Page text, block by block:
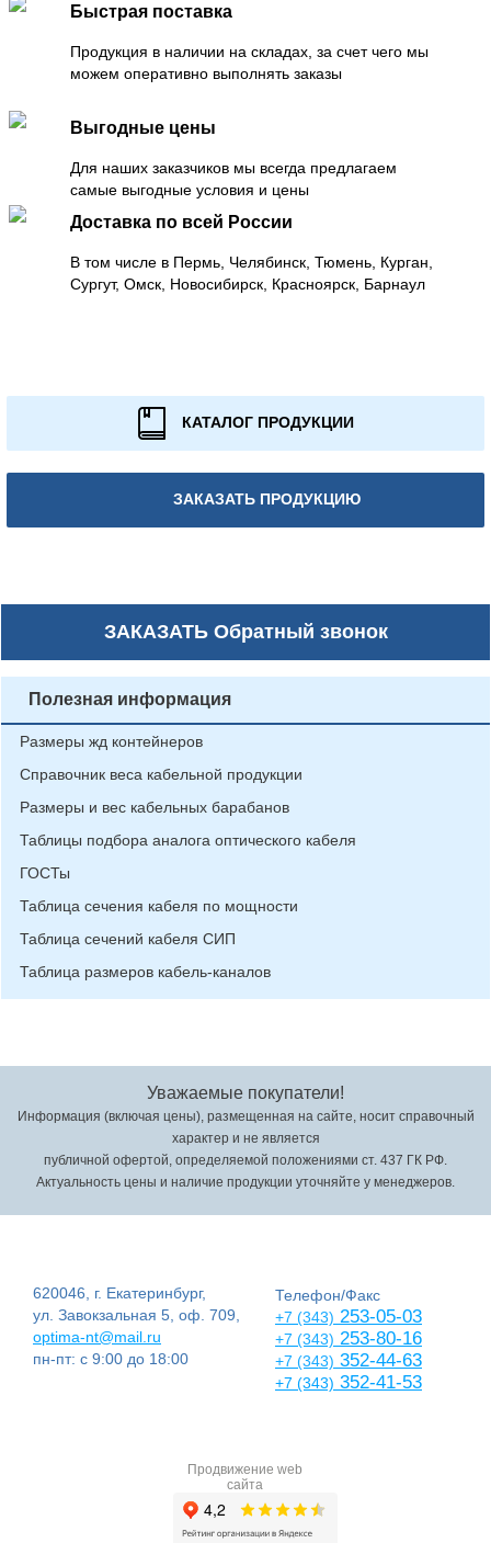
Быстрая поставка
Продукция в наличии на складах, за счет чего мы
можем оперативно выполнять заказы
Выгодные цены
Для наших заказчиков мы всегда предлагаем
самые выгодные условия и цены
Доставка по всей России
В том числе в Пермь, Челябинск, Тюмень, Курган,
Сургут, Омск, Новосибирск, Красноярск, Барнаул
КАТАЛОГ ПРОДУКЦИИ
ЗАКАЗАТЬ ПРОДУКЦИЮ
ЗАКАЗАТЬОбратный звонок
Полезная информация
Размеры жд контейнеров
Справочник веса кабельной продукции
Размеры и вес кабельных барабанов
Таблицы подбора аналога оптического кабеля
ГОСТы
Таблица сечения кабеля по мощности
Таблица сечений кабеля СИП
Таблица размеров кабель-каналов
Уважаемые покупатели!
Информация (включая цены), размещенная на сайте, носит справочный
характер и не является
публичной офертой, определяемой положениями ст. 437 ГК РФ.
Актуальность цены и наличие продукции уточняйте у менеджеров.
620046, г. Екатеринбург,
ул. Завокзальная 5, оф. 709,
optima-nt@mail.ru
пн-пт: с 9:00 до 18:00
Телефон/Факс
+7 (343) 253-05-03
+7 (343) 253-80-16
+7 (343) 352-44-63
+7 (343) 352-41-53
Продвижение web
сайта